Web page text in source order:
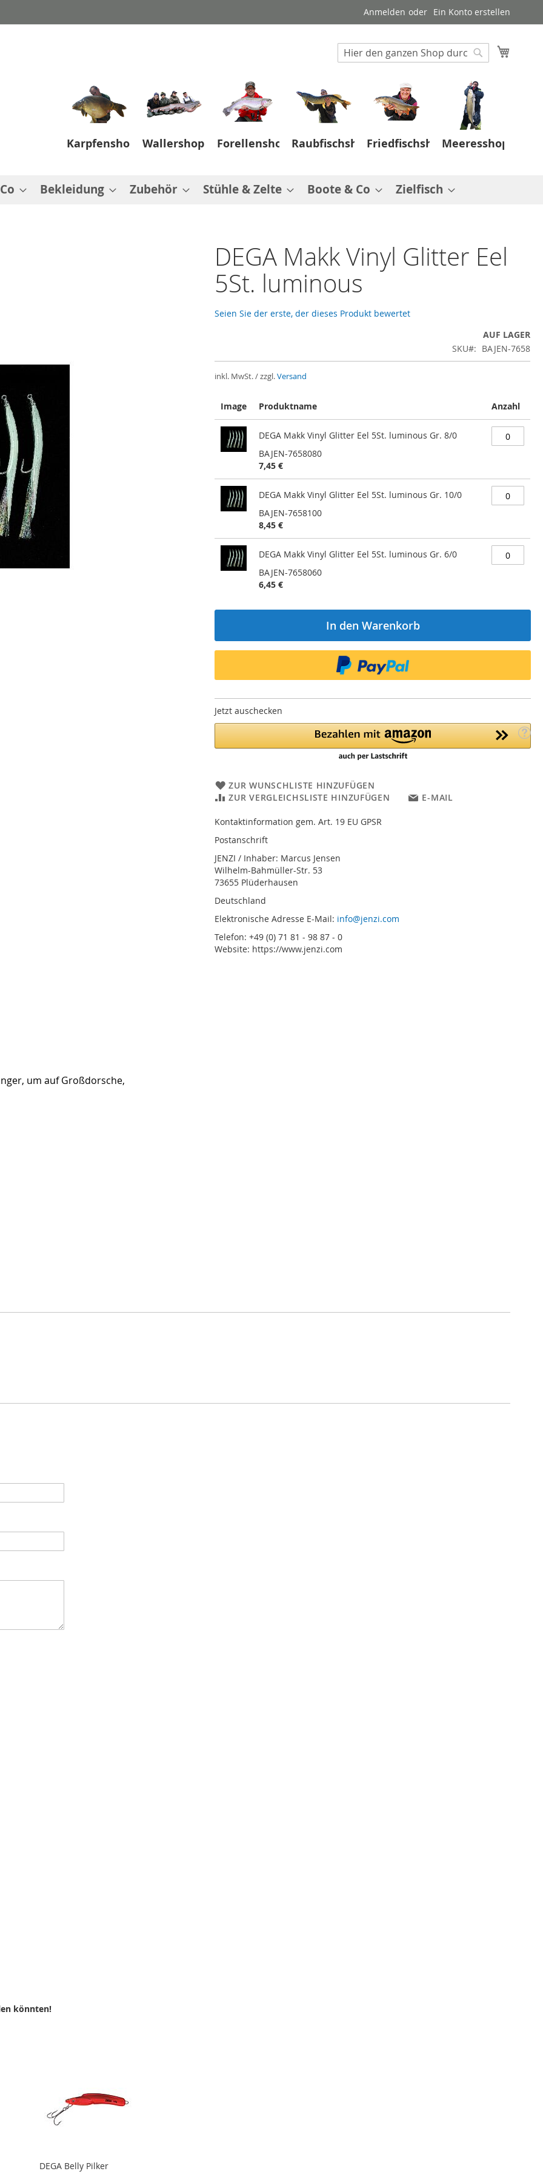
Anmelden Ein Konto erstellen
Suche
Suche
Karpfenshop Wallershop Forellenshop RaubfischshopFriedfischshopMeeresshop
Bekleidung Zubehör Stühle & Zelte Boote & Co Zielfisch
DEGA Makk Vinyl Glitter Eel
5St. luminous
Seien Sie der erste, der dieses Produkt bewertet
AUF LAGER
SKU
BAJEN-7658
inkl. MwSt. / zzgl.Versand
Gruppiert
Produkte
Image Produktname Anzahl
DEGA Makk Vinyl Glitter Eel 5St. luminous Gr. 8/0
BAJEN-7658080
7,45 €
DEGA Makk Vinyl Glitter Eel 5St. luminous Gr. 10/0
BAJEN-7658100
8,45 €
DEGA Makk Vinyl Glitter Eel 5St. luminous Gr. 6/0
BAJEN-7658060
6,45 €
In den Warenkorb
Jetzt auschecken
ZUR WUNSCHLISTE HINZUFÜGEN
ZUR VERGLEICHSLISTE HINZUFÜGEN
E-MAIL
Kontaktinformation gem. Art. 19 EU GPSR
Postanschrift
JENZI / Inhaber: Marcus Jensen
Wilhelm-Bahmüller-Str. 53
73655 Plüderhausen
Deutschland
Elektronische Adresse E-Mail: info@jenzi.com
Telefon: +49 (0) 71 81 - 98 87 - 0
Website: https://www.jenzi.com
um auf Großdorsche,
könnten!
DEGA Belly Pilker